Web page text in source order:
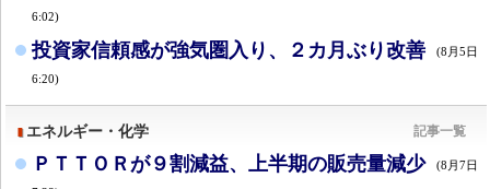
6:02)
投資家信頼感が強気圏入り、２カ月ぶり改善 (8月5日
6:20)
エネルギー・化学 記事一覧
ＰＴＴＯＲが９割減益、上半期の販売量減少 (8月7日